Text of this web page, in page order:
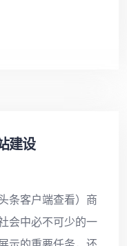
建设
条客户端查看）商
会中必不可少的一